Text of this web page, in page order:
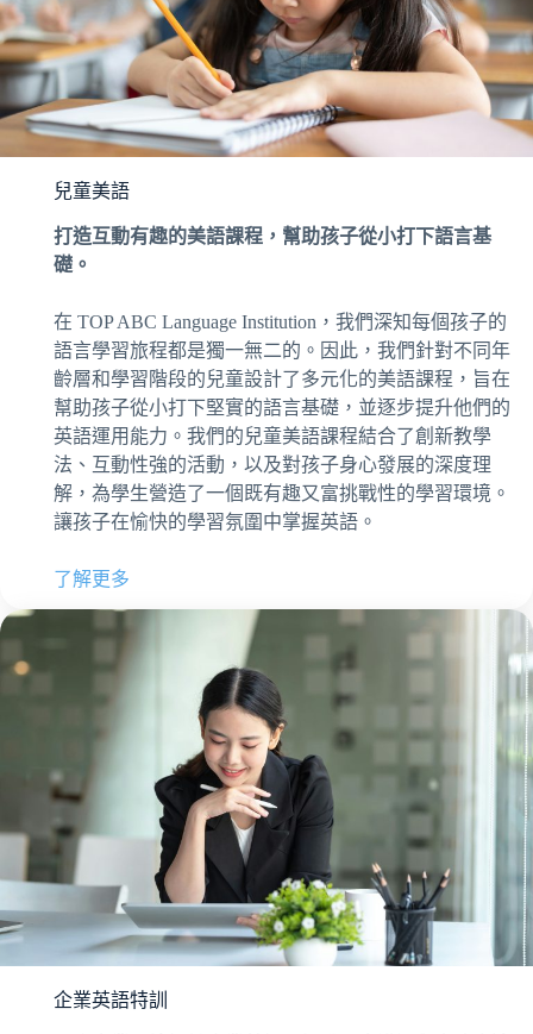
兒童美語
打造互動有趣的美語課程，幫助孩子從小打下語言基
礎。
在 TOP ABC Language Institution，我們深知每個孩子的
語言學習旅程都是獨一無二的。因此，我們針對不同年
齡層和學習階段的兒童設計了多元化的美語課程，旨在
幫助孩子從小打下堅實的語言基礎，並逐步提升他們的
英語運用能力。我們的兒童美語課程結合了創新教學
法、互動性強的活動，以及對孩子身心發展的深度理
解，為學生營造了一個既有趣又富挑戰性的學習環境。
讓孩子在愉快的學習氛圍中掌握英語。
了解更多
企業英語特訓